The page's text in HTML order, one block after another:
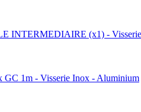
INTERMEDIAIRE (x1) -
1m - Visserie Inox - Aluminium